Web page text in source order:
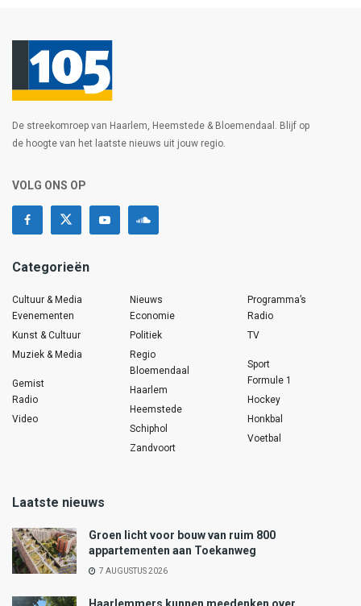
De streekomroep van Haarlem, Heemstede & Bloemendaal. Blijf op
de hoogte van het laatste nieuws uit jouw regio.
VOLG ONS OP
Categorieën
Cultuur & Media
Evenementen
Kunst & Cultuur
Muziek & Media
Gemist
Radio
Video
Nieuws
Economie
Politiek
Regio
Bloemendaal
Haarlem
Heemstede
Schiphol
Zandvoort
Programma’s
Radio
TV
Sport
Formule 1
Hockey
Honkbal
Voetbal
Laatste nieuws
Groen licht voor bouw van ruim 800
appartementen aan Toekanweg
7 AUGUSTUS 2026